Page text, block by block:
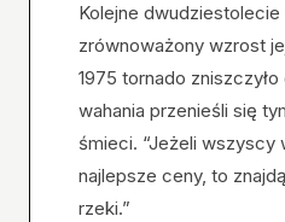
Kolejne dwudziestolecie
zrównoważony wzrost
1975 tornado
wahania przenieśli się
śmieci. “Jeżeli wszyscy
najlepsze ceny, to
rzeki.”